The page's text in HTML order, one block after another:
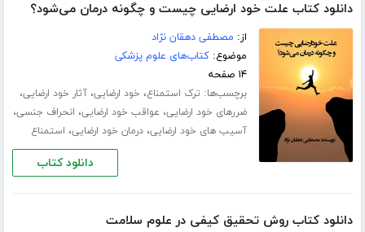
دانلود کتاب علت خود ارضایی چیست و چگونه درمان می‌شود؟
از: مصطفی دهقان نژاد
موضوع:کتاب‌های علوم پزشکی
۱۴ صفحه
برچسب‌ها: ترک استمناع، خود ارضایی،آثار خود ارضایی،
ضررهای خود ارضایی، عواقب خود ارضایی، انحراف جنسی،
آسیب های خود ارضایی،درمان خود ارضایی، استمناع
دانلود کتاب
دانلود کتاب روش تحقیق کیفی در علوم سلامت